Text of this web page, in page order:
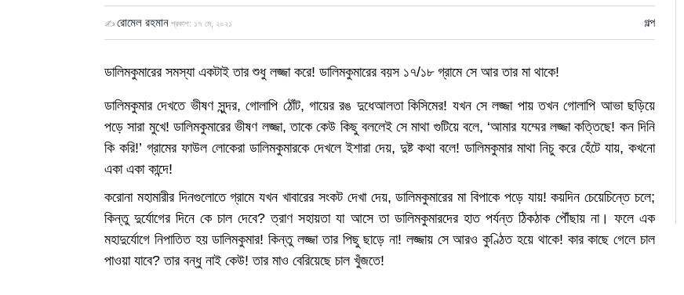
✍ রোমেল রহমান প্রকাশ: ১৭ মে, ২০২১ গল্প
ডালিমকুমারের সমস্যা একটাই তার শুধু লজ্জা করে! ডালিমকুমারের বয়স ১৭/১৮ গ্রামে সে আর তার মা থাকে!
ডালিমকুমার দেখতে ভীষণ সুন্দর, গোলাপি ঠোঁট, গায়ের রঙ দুধেআলতা কিসিমের! যখন সে লজ্জা পায় তখন গোলাপি আভা ছড়িয়ে
পড়ে সারা মুখে! ডালিমকুমারের ভীষণ লজ্জা, তাকে কেউ কিছু বললেই সে মাথা গুটিয়ে বলে, ‘আমার যম্মের লজ্জা কত্তিছে! কন দিনি
কি করি!’ গ্রামের ফাউল লোকেরা ডালিমকুমারকে দেখলে ইশারা দেয়, দুষ্ট কথা বলে! ডালিমকুমার মাথা নিচু করে হেঁটে যায়, কখনো
একা একা কান্দে!
করোনা মহামারীর দিনগুলোতে গ্রামে যখন খাবারের সংকট দেখা দেয়, ডালিমকুমারের মা বিপাকে পড়ে যায়! কয়দিন চেয়েচিন্তে চলে;
কিন্তু দুর্যোগের দিনে কে চাল দেবে? ত্রাণ সহায়তা যা আসে তা ডালিমকুমারদের হাত পর্যন্ত ঠিকঠাক পৌঁছায় না। ফলে এক
মহাদুর্যোগে নিপাতিত হয় ডালিমকুমার! কিন্তু লজ্জা তার পিছু ছাড়ে না! লজ্জায় সে আরও কুণ্ঠিত হয়ে থাকে! কার কাছে গেলে চাল
পাওয়া যাবে? তার বন্ধু নাই কেউ! তার মাও বেরিয়েছে চাল খুঁজতে!